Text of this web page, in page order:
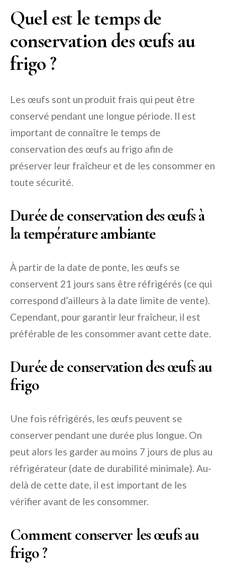
Quel est le temps de
conservation des œufs au
frigo ?
Les œufs sont un produit frais qui peut être
conservé pendant une longue période. Il est
important de connaître le temps de
conservation des œufs au frigo afin de
préserver leur fraîcheur et de les consommer en
toute sécurité.
Durée de conservation des œufs à
la température ambiante
À partir de la date de ponte, les œufs se
conservent 21 jours sans être réfrigérés (ce qui
correspond d’ailleurs à la date limite de vente).
Cependant, pour garantir leur fraîcheur, il est
préférable de les consommer avant cette date.
Durée de conservation des œufs au
frigo
Une fois réfrigérés, les œufs peuvent se
conserver pendant une durée plus longue. On
peut alors les garder au moins 7 jours de plus au
réfrigérateur (date de durabilité minimale). Au-
delà de cette date, il est important de les
vérifier avant de les consommer.
Comment conserver les œufs au
frigo ?